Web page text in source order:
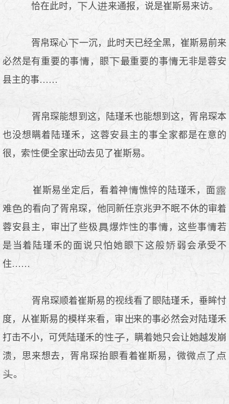
恰在此时， 人 来通报，说是崔斯易来访。
胥帛琛心
一沉，此时天已经全黑，崔斯易前来
必然是有重要的事
， 最重要的事
无非是蓉安
县主的事……
胥帛琛能想到这，陆瑾禾也能想到这，胥帛琛本
也没想瞒着陆瑾禾，这蓉安县主的事全家都是在意的
很，索
便全家 动去见了崔斯易。
崔斯易坐定后，看着神
憔悴的陆瑾禾，面
难
的看向了胥帛琛，他同新任京兆尹不眠不休的审着
蓉安县主，审
了些极 爆炸 的事 ，这些事
若
是当着陆瑾禾的面说只怕她
这般
弱会承受不
住……
胥帛琛顺着崔斯易的视线看了
陆瑾禾，垂眸忖
度，从崔斯易的模样来看，审
来的事必然会对陆瑾禾
打击不小，可凭陆瑾禾的
，瞒着她只会让她越发崩
溃，思来想去，胥帛琛抬
看着崔斯易，微微
了
。